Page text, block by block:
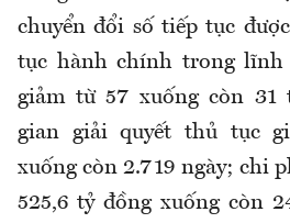
chuyển đổi số tiếp tục
tục hành chính trong
giảm từ 57 xuống còn
gian giải quyết thủ tục
xuống còn 2.719 ngày; chi
525,6 tỷ đồng xuống còn